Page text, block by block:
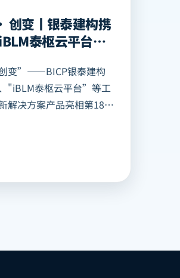
变丨银泰建构携
泰枢云平台等
品冷链高峰论坛
变”——BICP银泰建构
"iBLM泰枢云平台”等工
解决方案产品亮相第18届